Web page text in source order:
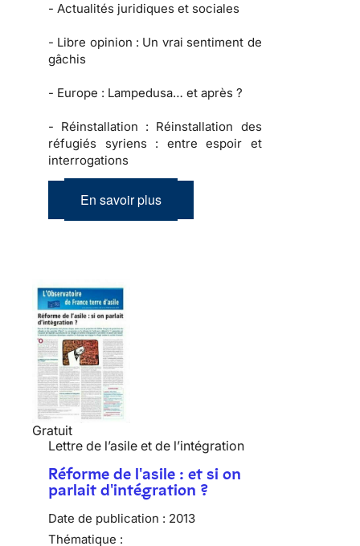
- Actualités juridiques et sociales
- Libre opinion : Un vrai sentiment de
gâchis
- Europe : Lampedusa… et après ?
- Réinstallation : Réinstallation des
réfugiés syriens : entre espoir et
interrogations
En savoir plus
Gratuit
Lettre de l’asile et de l’intégration
Réforme de l'asile : et si on
parlait d'intégration ?
Date de publication : 2013
Thématique :